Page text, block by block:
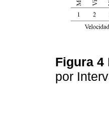
Figura 4
por